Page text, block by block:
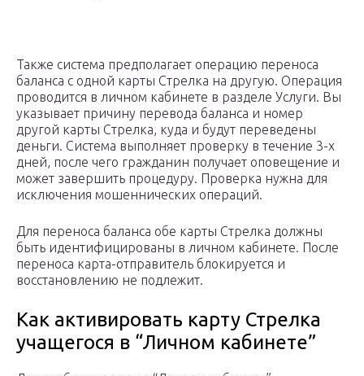
Также система предполагает операцию переноса
баланса с одной карты Стрелка на другую. Операция
проводится в личном кабинете в разделе Услуги. Вы
указывает причину перевода баланса и номер
другой карты Стрелка, куда и будут переведены
деньги. Система выполняет проверку в течение 3-х
дней, после чего гражданин получает оповещение и
может завершить процедуру. Проверка нужна для
исключения мошеннических операций.
Для переноса баланса обе карты Стрелка должны
быть идентифицированы в личном кабинете. После
переноса карта-отправитель блокируется и
восстановлению не подлежит.
Как активировать карту Стрелка
учащегося в “Личном кабинете”